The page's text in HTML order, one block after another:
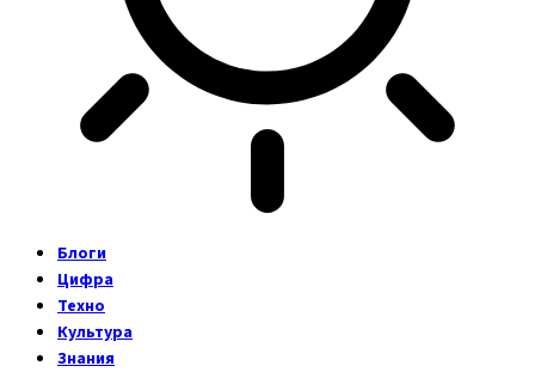
Блоги
Цифра
Техно
Культура
Знания